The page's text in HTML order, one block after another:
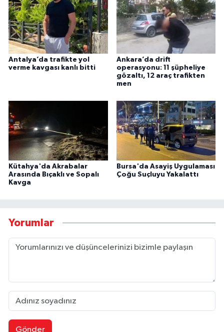
Antalya’da trafikte yol
verme kavgası kanlı bitti
Ankara’da drift
operasyonu: 11 şüpheliye
gözaltı, 12 araç trafikten
men
Kütahya'da Akrabalar
Arasında Bıçaklı ve Sopalı
Kavga
Bursa'da Asayiş Uygulaması
Çoğu Suçluyu Yakalattı
Yorumlar
Gönder